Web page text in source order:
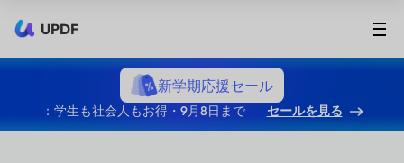
UPDF
新学期応援セール
：学生も社会人もお得・9月8日まで セールを見る